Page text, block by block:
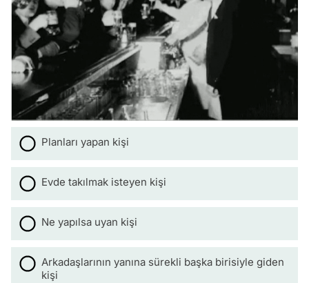
Planları yapan kişi
Evde takılmak isteyen kişi
Ne yapılsa uyan kişi
Arkadaşlarının yanına sürekli başka birisiyle giden
kişi